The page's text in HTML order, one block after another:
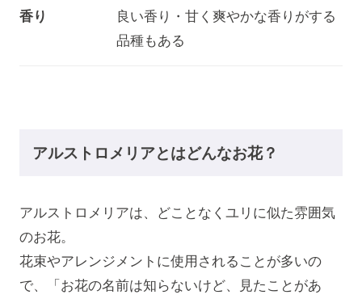
香り
良い香り・甘く爽やかな香りがする
品種もある
アルストロメリアとはどんなお花？
アルストロメリアは、どことなくユリに似た雰囲気
のお花。
花束やアレンジメントに使用されることが多いの
で、「お花の名前は知らないけど、見たことがあ